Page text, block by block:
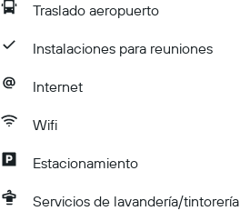
Traslado aeropuerto
Instalaciones para reuniones
Internet
Wifi
Estacionamiento
Servicios de lavandería/tintorería